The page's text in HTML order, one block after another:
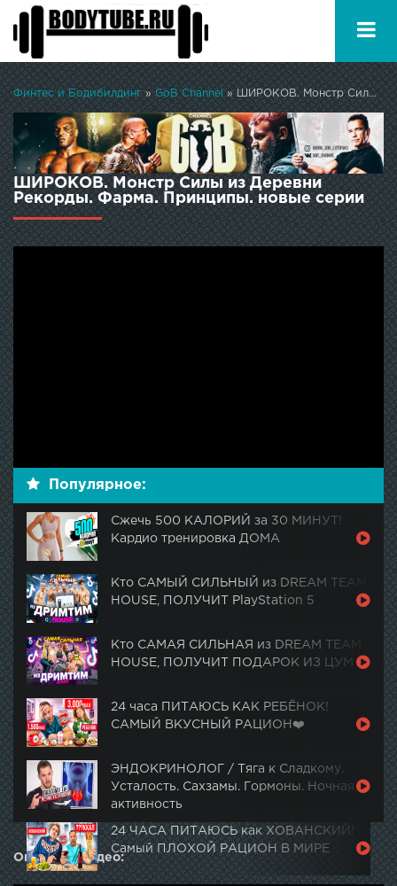
Финтес и Бодибилдинг »GoB Channel » ШИРОКОВ. Монстр Силы из Деревни Рекорды. Фарма. Принципы.
ШИРОКОВ. Монстр Силы из Деревни
Рекорды. Фарма. Принципы. новые серии
Популярное:
Сжечь 500 КАЛОРИЙ за 30 МИНУТ!
Кардио тренировка ДОМА
Кто САМЫЙ СИЛЬНЫЙ из DREAM TEAM
HOUSE, ПОЛУЧИТ PlayStation 5
Кто САМАЯ СИЛЬНАЯ из DREAM TEAM
HOUSE, ПОЛУЧИТ ПОДАРОК ИЗ ЦУМ
24 часа ПИТАЮСЬ КАК РЕБЁНОК!
САМЫЙ ВКУСНЫЙ РАЦИОН❤️
ЭНДОКРИНОЛОГ / Тяга к Сладкому.
Усталость. Сахзамы. Гормоны. Ночная
активность
24 ЧАСА ПИТАЮСЬ как ХОВАНСКИЙ!
Самый ПЛОХОЙ РАЦИОН В МИРЕ
Описание видео: